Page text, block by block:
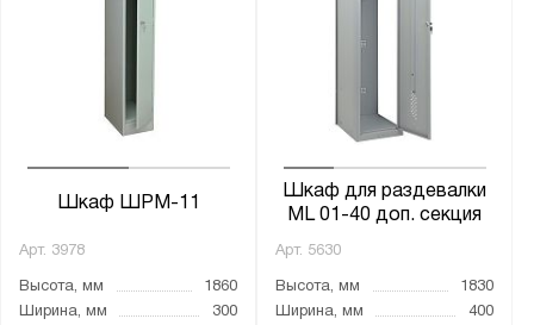
Шкаф ШРМ-11
Арт. 3978
Высота, мм
1860
Ширина, мм
300
Шкаф для раздевалки
ML 01-40 доп. секция
Арт. 5630
Высота, мм
1830
Ширина, мм
400
ПАКС-Металл
Бренд:
Метех